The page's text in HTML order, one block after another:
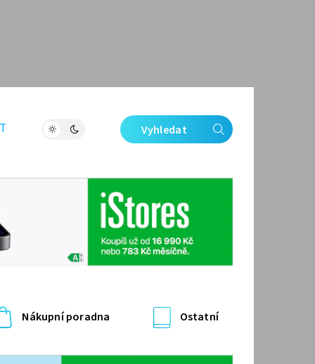
Vyhledat
Nákupní poradna Ostatní